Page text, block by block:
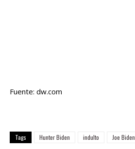
Fuente: dw.com
Tags Hunter Biden indulto Joe Biden